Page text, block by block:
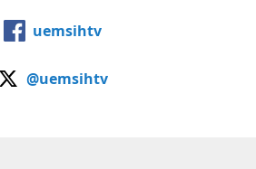
uemsihtv
@uemsihtv